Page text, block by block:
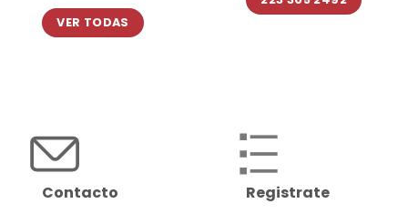
VER TODAS
Contacto Registrate